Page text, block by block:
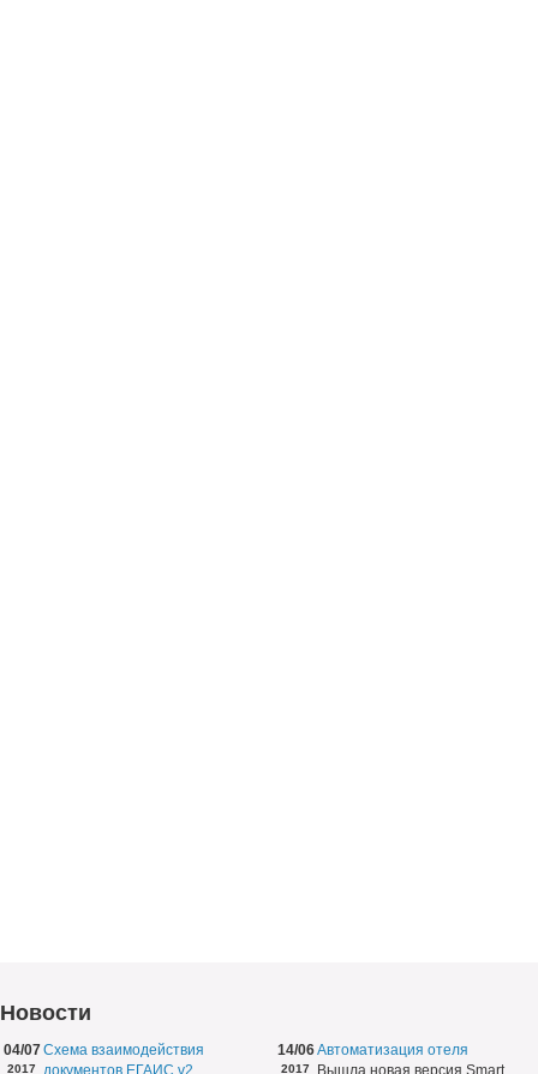
Новости
04/07
2017
Схема взаимодействия
документов ЕГАИС v2
14/06
2017
Автоматизация отеля
Вышла новая версия Smart